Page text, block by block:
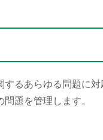
るあらゆる問題に
題を管理します。